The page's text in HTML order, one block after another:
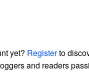
yet? Registerto
and readers